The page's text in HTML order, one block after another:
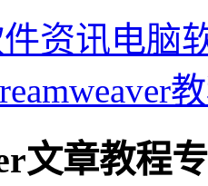
资讯电脑
文章教程